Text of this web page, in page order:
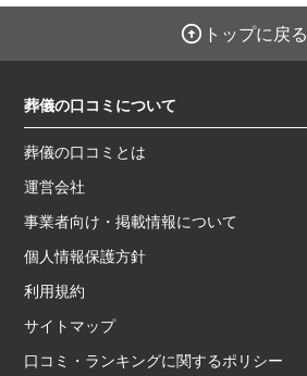
トップに戻る
葬儀の口コミについて
葬儀の口コミとは
運営会社
事業者向け・掲載情報について
個人情報保護方針
利用規約
サイトマップ
口コミ・ランキングに関するポリシー